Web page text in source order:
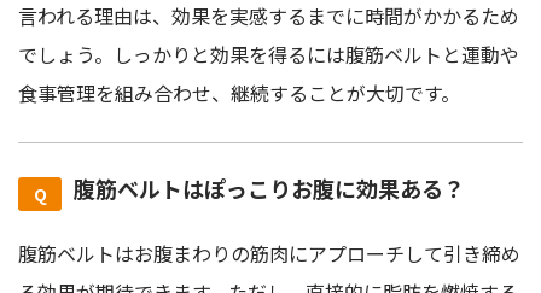
言われる理由は、効果を実感するまでに時間がかかるため
でしょう。しっかりと効果を得るには腹筋ベルトと運動や
食事管理を組み合わせ、継続することが大切です。
腹筋ベルトはぽっこりお腹に効果ある？
腹筋ベルトはお腹まわりの筋肉にアプローチして引き締め